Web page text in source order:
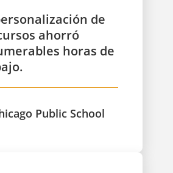
de
ahorró
horas de
Public School